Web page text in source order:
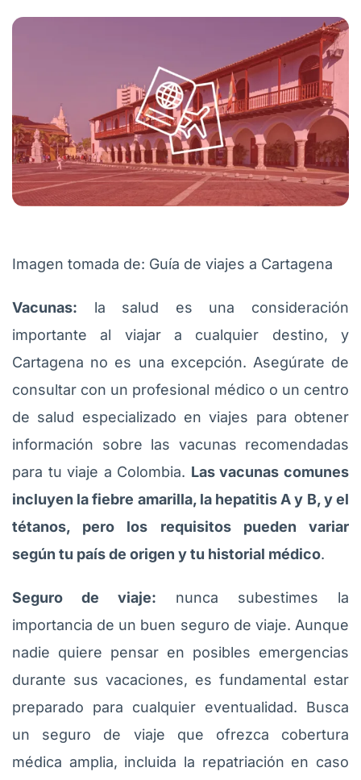
Imagen tomada de: Guía de viajes a Cartagena
Vacunas: la salud es una consideración
importante al viajar a cualquier destino, y
Cartagena no es una excepción. Asegúrate de
consultar con un profesional médico o un centro
de salud especializado en viajes para obtener
información sobre las vacunas recomendadas
para tu viaje a Colombia. Las vacunas comunes
incluyen la fiebre amarilla, la hepatitis A y B, y el
tétanos, pero los requisitos pueden variar
según tu país de origen y tu historial médico.
Seguro de viaje: nunca subestimes la
importancia de un buen seguro de viaje. Aunque
nadie quiere pensar en posibles emergencias
durante sus vacaciones, es fundamental estar
preparado para cualquier eventualidad. Busca
un seguro de viaje que ofrezca cobertura
médica amplia, incluida la repatriación en caso